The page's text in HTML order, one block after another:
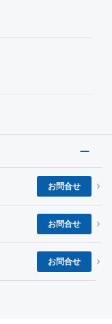
お問合せ
お問合せ
お問合せ